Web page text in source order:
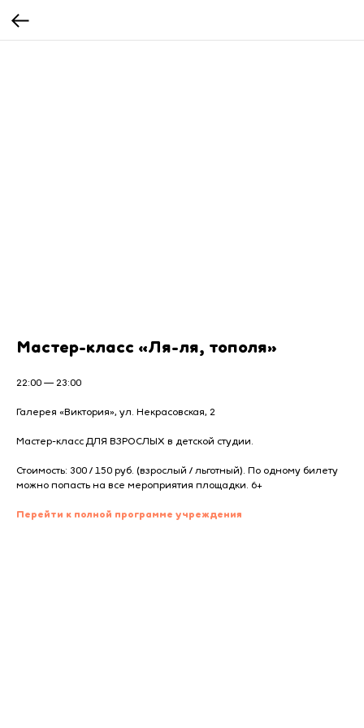
Мастер-класс «Ля-ля, тополя»
22:00 — 23:00
Галерея «Виктория», ул. Некрасовская, 2
Мастер-класс ДЛЯ ВЗРОСЛЫХ в детской студии.
Стоимость: 300 / 150 руб. (взрослый / льготный). По одному билету
можно попасть на все мероприятия площадки. 6+
Перейти к полной программе учреждения